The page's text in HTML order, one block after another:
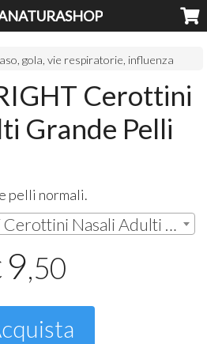
gola, vie respiratorie, influenza
Cerottini
Grande Pelli
pelli normali.
BREATHE RIGHT Cerottini Nasali Adulti Grande Pelli Normali 10 cerotti | € 9,50
9,50